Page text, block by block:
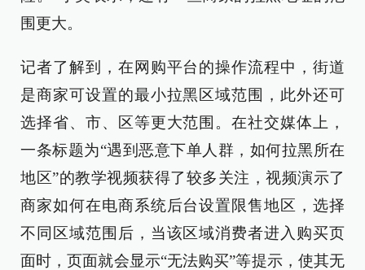
围更大。
记者了解到，在网购平台的操作流程中，街道
是商家可设置的最小拉黑区域范围，此外还可
选择省、市、区等更大范围。在社交媒体上，
一条标题为“遇到恶意下单人群，如何拉黑所在
地区”的教学视频获得了较多关注，视频演示了
商家如何在电商系统后台设置限售地区，选择
不同区域范围后，当该区域消费者进入购买页
面时，页面就会显示“无法购买”等提示，使其无